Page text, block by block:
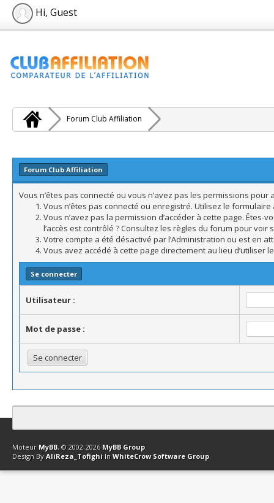
Hi, Guest
Forum Club Affiliation
Forum Club Affiliation
Vous n’êtes pas connecté ou vous n’avez pas les permissions
Vous n’êtes pas connecté ou enregistré. Utilisez le
Vous n’avez pas la permission d’accéder à cette page. Êtes-
l’accès est contrôlé ? Consultez les règles du forum pour
Votre compte a été désactivé par l’Administration ou est en
Vous avez accédé à cette page directement au lieu d’utiliser
Se connecter
Utilisateur :
Mot de passe :
Contact Club Affiliation Retourner en haut Version bas-débit
Moteur MyBB, © 2002-2026 MyBB Group.
Design By AliReza_Tofighi In WhiteCrow Software Group.